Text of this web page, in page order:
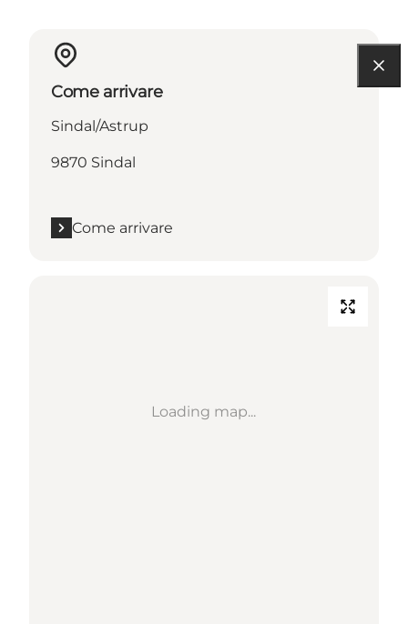
Come arrivare
Sindal/Astrup
9870 Sindal
Come arrivare
Loading map...